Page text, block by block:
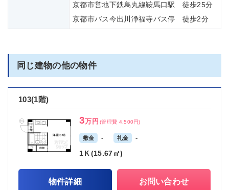
京都市営地下鉄烏丸線鞍馬口駅 徒歩25分
京都市バス今出川浄福寺バス停 徒歩2分
同じ建物の他の物件
103(1階)
3万円 (管理費 4,500円)
敷金 - 礼金 -
1Ｋ(15.67㎡)
物件詳細 お問い合わせ